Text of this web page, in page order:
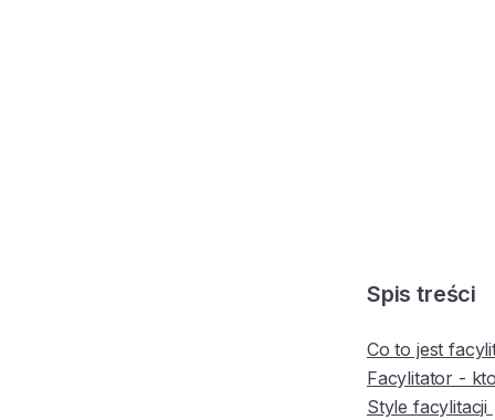
Spis treści
Co to jest
Facylitator -
Style facylitacji